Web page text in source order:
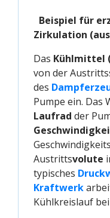
Beispiel für
Zirkulation
Das Kühlmittel
von der
des
Pumpe ein. Das
Laufrad der
Austrittsvolute
typisches
Kraftwerk
Kühlkreislauf bei